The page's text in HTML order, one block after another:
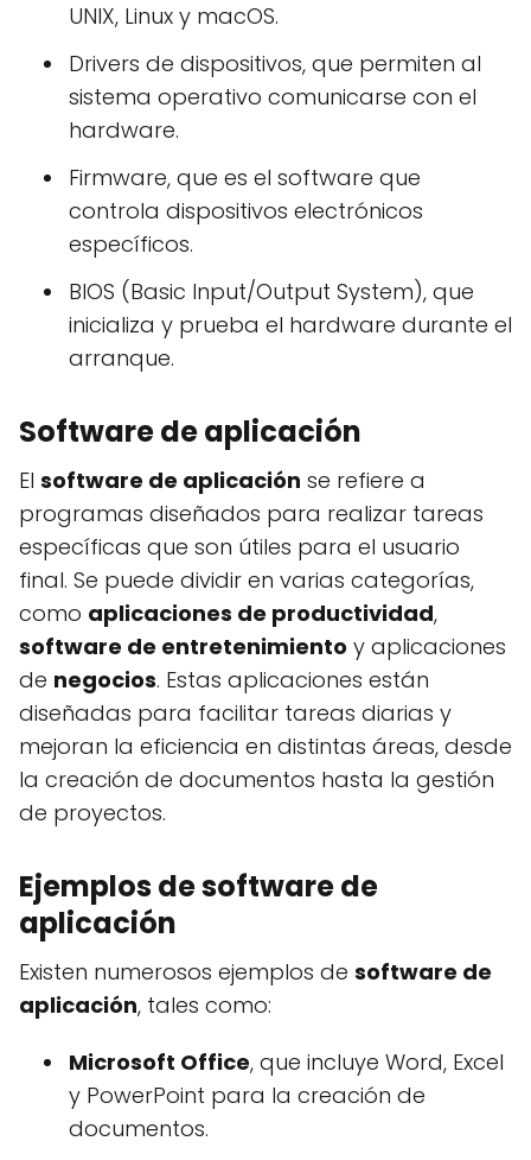
UNIX, Linux y macOS.
Drivers de dispositivos, que permiten al
sistema operativo comunicarse con el
hardware.
Firmware, que es el software que
controla dispositivos electrónicos
específicos.
BIOS (Basic Input/Output System), que
inicializa y prueba el hardware durante el
arranque.
Software de aplicación
El software de aplicación se refiere a
programas diseñados para realizar tareas
específicas que son útiles para el usuario
final. Se puede dividir en varias categorías,
como aplicaciones de productividad,
software de entretenimiento y aplicaciones
de negocios. Estas aplicaciones están
diseñadas para facilitar tareas diarias y
mejoran la eficiencia en distintas áreas, desde
la creación de documentos hasta la gestión
de proyectos.
Ejemplos de software de
aplicación
Existen numerosos ejemplos de software de
aplicación, tales como:
Microsoft Office, que incluye Word, Excel
y PowerPoint para la creación de
documentos.